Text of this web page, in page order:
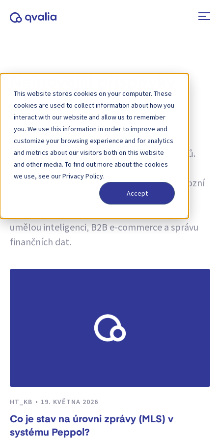
This website stores cookies on your computer. These
cookies are used to collect information about how you
interact with our website and allow us to remember
you. We use this information in order to improve and
customize your browsing experience and for analytics
and metrics about our visitors both on this website
and other media. To find out more about the cookies
we use, see our Privacy Policy.
Accept
Autor:Per Holmlund
Informace o transakcích, technologiích a
trendech a novinky o aktualizacích produktů.
Zjistěte více o tom, jak zlepšit procesy a jak
využívat transakční data pro dosažení provozní
dokonalosti – od elektronické fakturace,
elektronického objednávání a Peppol až po
umělou inteligenci, B2B e-commerce a správu
finančních dat.
HT_KB 19. KVĚTNA 2026
Co je stav na úrovni zprávy (MLS) v
systému Peppol?